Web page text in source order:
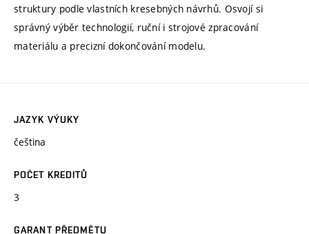
struktury podle vlastních kresebných návrhů. Osvojí si
správný výběr technologií, ruční i strojové zpracování
materiálu a precizní dokončování modelu.
JAZYK VÝUKY
čeština
POČET KREDITŮ
3
GARANT PŘEDMĚTU